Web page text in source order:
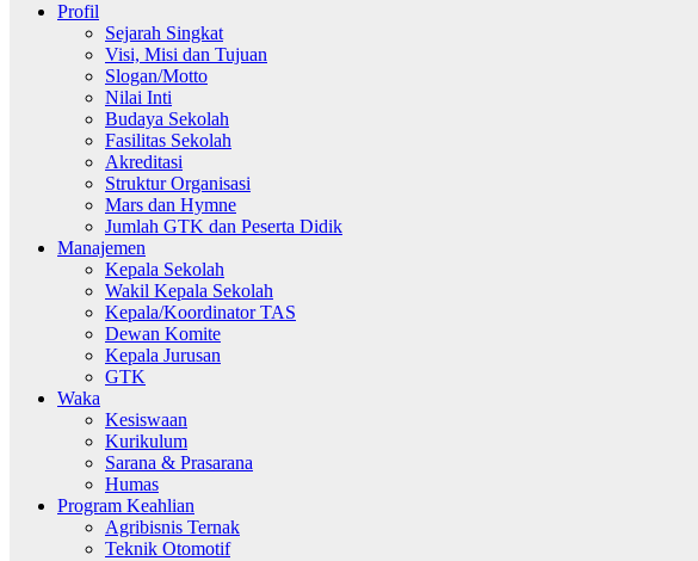
Profil
Sejarah Singkat
Visi, Misi dan Tujuan
Slogan/Motto
Nilai Inti
Budaya Sekolah
Fasilitas Sekolah
Akreditasi
Struktur Organisasi
Mars dan Hymne
Jumlah GTK dan Peserta Didik
Manajemen
Kepala Sekolah
Wakil Kepala Sekolah
Kepala/Koordinator TAS
Dewan Komite
Kepala Jurusan
GTK
Waka
Kesiswaan
Kurikulum
Sarana & Prasarana
Humas
Program Keahlian
Agribisnis Ternak
Teknik Otomotif